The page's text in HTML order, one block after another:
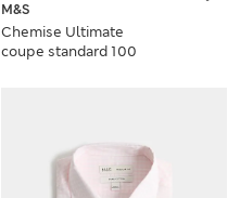
M&S
Chemise Ultimate
coupe standard 100